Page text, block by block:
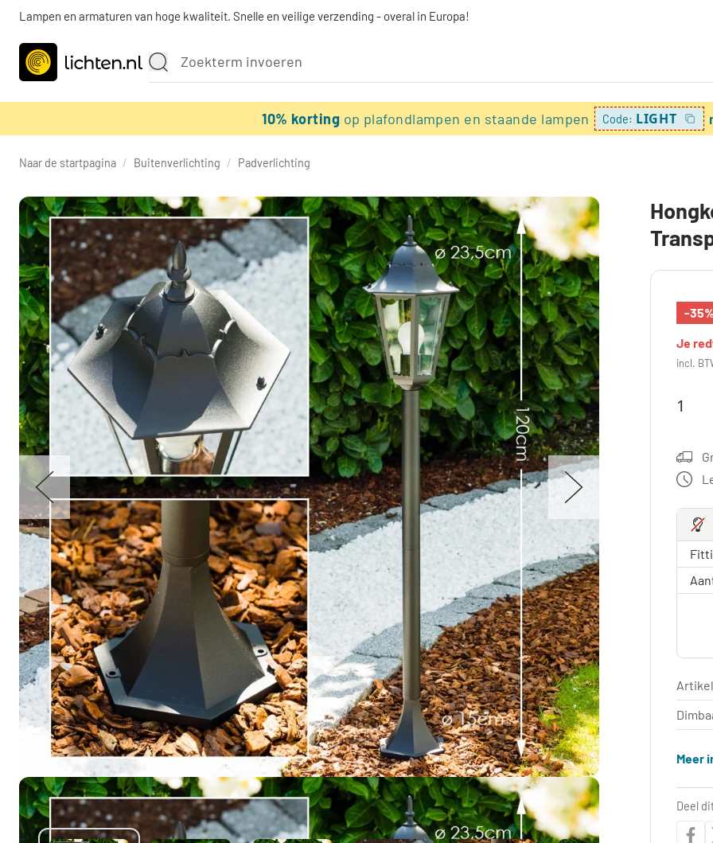
Lampen en armaturen van hoge kwaliteit. Snelle en veilige verzending - overal in Europa!
10% korting op plafondlampen en staande lampen Code: LIGHT
Naar de startpagina / Buitenverlichting / Padverlichting
-
Je
incl.
Meer
Deel